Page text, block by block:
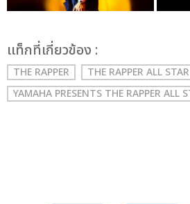
เเท็กที่เกี่ยวข้อง :
THE RAPPER
THE RAPPER ALL
YAMAHA PRESENTS THE RAPPER ALL